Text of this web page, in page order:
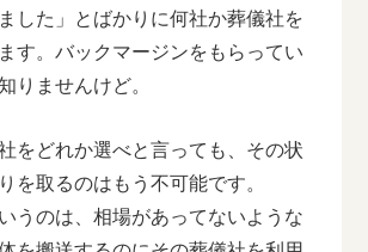
した」とばかりに何社か葬儀社を
す。バックマージンをもらってい
りませんけど。
をどれか選べと言っても、その状
を取るのはもう不可能です。
うのは、相場があってないような